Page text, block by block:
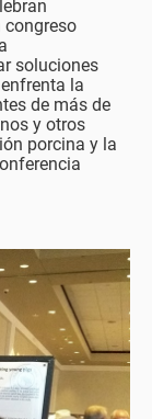
congreso
soluciones
la
de más de
y otros
porcina y la